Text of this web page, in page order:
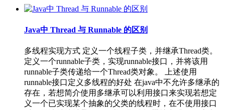
Java中 Thread 与 Runnable 的区别
多线程实现方式 定义一个线程子类，并继承Thread类。
定义一个runnable子类，实现runnable接口，并将该用
runnable子类传递给一个Thread类对象。 上述使用
runnable接口定义多线程的好处 在java中不允许多继承的
存在，若想简介使用多继承可以利用接口来实现若想定
义一个已实现某个抽象的父类的线程时，在不使用接口